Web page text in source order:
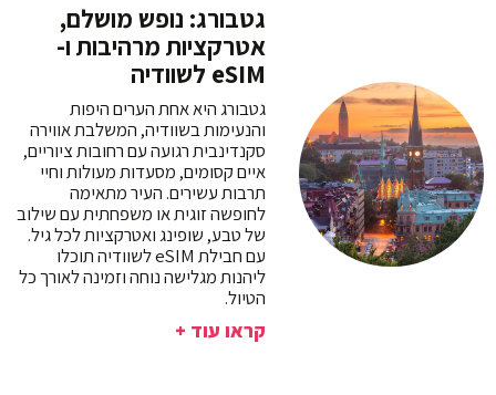
גטבורג: נופש מושלם,
אטרקציות מרהיבות ו-
eSIM לשוודיה
גטבורג היא אחת הערים היפות
והנעימות בשוודיה, המשלבת אווירה
סקנדינבית רגועה עם רחובות ציוריים,
איים קסומים, מסעדות מעולות וחיי
תרבות עשירים. העיר מתאימה
לחופשה זוגית או משפחתית עם שילוב
של טבע, שופינג ואטרקציות לכל גיל.
עם חבילת eSIM לשוודיה תוכלו
ליהנות מגלישה נוחה וזמינה לאורך כל
הטיול.
קראו עוד +